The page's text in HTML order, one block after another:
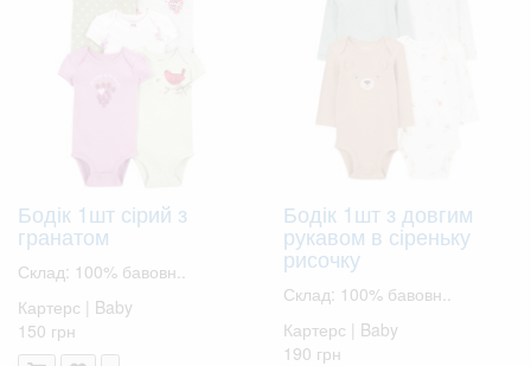
Бодік 1шт сірий з
гранатом
Склад: 100% бавовн..
Картерс | Baby
150 грн
Бодік 1шт з довгим
рукавом в сіреньку
рисочку
Склад: 100% бавовн..
Картерс | Baby
190 грн